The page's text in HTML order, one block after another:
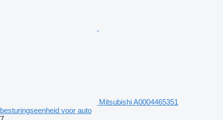
Mitsubishi A0004465351
besturingseenheid voor auto